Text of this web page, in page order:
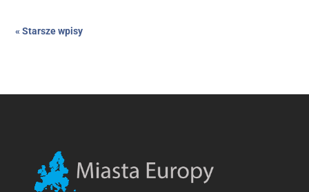
« Starsze wpisy